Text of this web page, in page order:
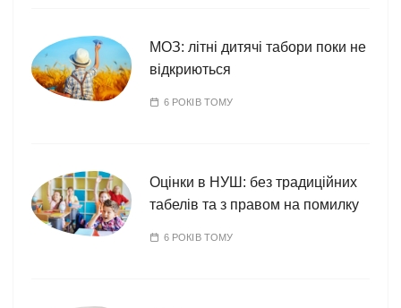
МОЗ: літні дитячі табори поки не
відкриються
6 РОКІВ ТОМУ
Оцінки в НУШ: без традиційних
табелів та з правом на помилку
6 РОКІВ ТОМУ